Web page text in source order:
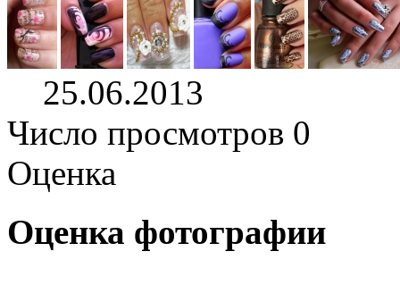
25.06.2013
Число просмотров 0
Оценка
Оценка фотографии